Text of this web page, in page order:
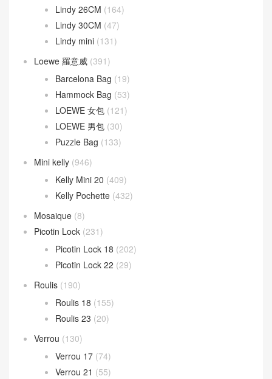
Lindy 26CM (164)
Lindy 30CM (47)
Lindy mini (131)
Loewe 羅意威 (391)
Barcelona Bag (19)
Hammock Bag (53)
LOEWE 女包 (121)
LOEWE 男包 (30)
Puzzle Bag (133)
Mini kelly (946)
Kelly Mini 20 (409)
Kelly Pochette (432)
Mosaique (8)
Picotin Lock (231)
Picotin Lock 18 (202)
Picotin Lock 22 (29)
Roulis (190)
Roulis 18 (155)
Roulis 23 (20)
Verrou (130)
Verrou 17 (74)
Verrou 21 (55)